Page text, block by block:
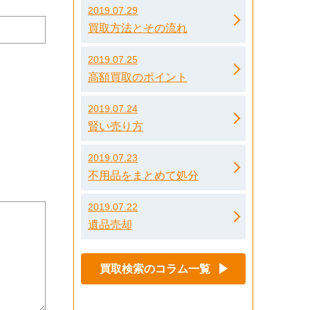
2019.07.29
買取方法とその流れ
2019.07.25
高額買取のポイント
2019.07.24
賢い売り方
2019.07.23
不用品をまとめて処分
2019.07.22
遺品売却
買取検索のコラム一覧